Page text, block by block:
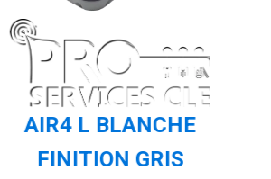
AIR4 L BLANCHE
FINITION GRIS